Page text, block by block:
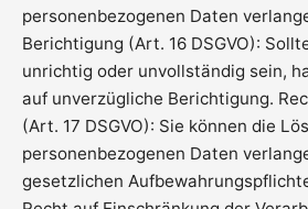
personenbezogenen Daten
Berichtigung (Art. 16 DSGVO):
unrichtig oder unvollständig sein,
auf unverzügliche Berichtigung.
(Art. 17 DSGVO): Sie können die
personenbezogenen Daten
gesetzlichen